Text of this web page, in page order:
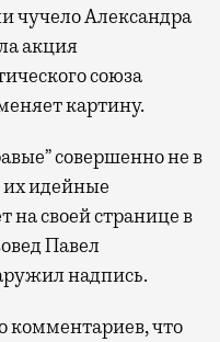
чучело Александра
акция
союза
картину.
совершенно не в
их идейные
своей странице в
Павел
надпись.
комментариев, что